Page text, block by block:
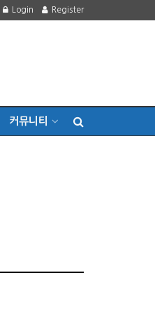
Login Register
커뮤니티